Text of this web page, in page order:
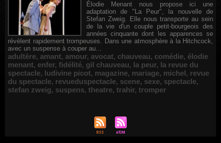
Élodie Menant nous propose ici une
adaptation de "La Peur", la nouvelle de
Stefan Zweig. Elle nous transporte au sein
de la vie d'un couple petit-bourgeois des
années cinquante dont les apparences se
révèlent rapidement trompeuses. Dans une atmosphère à la Hitchcock,
avec un suspense à couper au...
adultère, amant, amour, avocat, chauveau, comédie, élodie
menant, enfer, fidélité, gil chauveau, la peur, la revue du
spectacle, ludivine picot, magazine, mariage, michel, revue
du spectacle, revueduspectacle, scene, sexe, spectacle,
stefan zweig, suspens, theatre, trahir, tromper